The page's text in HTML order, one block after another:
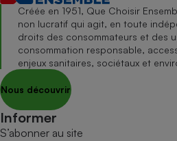
Créée en 1951, Que Choisir
non lucratif qui agit, en toute
droits des consommateurs et des
consommation responsable,
enjeux sanitaires, sociétaux et
Nous découvrir
Informer
S’abonner au site